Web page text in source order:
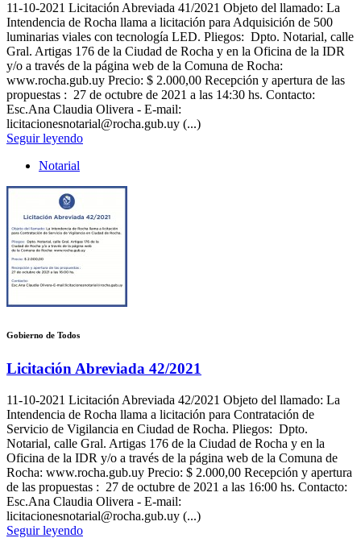
11-10-2021 Licitación Abreviada 41/2021 Objeto del llamado: La
Intendencia de Rocha llama a licitación para Adquisición de 500
luminarias viales con tecnología LED. Pliegos: Dpto. Notarial, calle
Gral. Artigas 176 de la Ciudad de Rocha y en la Oficina de la IDR
y/o a través de la página web de la Comuna de Rocha:
www.rocha.gub.uy Precio: $ 2.000,00 Recepción y apertura de las
propuestas : 27 de octubre de 2021 a las 14:30 hs. Contacto:
Esc.Ana Claudia Olivera - E-mail:
licitacionesnotarial@rocha.gub.uy (...)
Seguir leyendo
Notarial
Gobierno de Todos
Licitación Abreviada 42/2021
11-10-2021 Licitación Abreviada 42/2021 Objeto del llamado: La
Intendencia de Rocha llama a licitación para Contratación de
Servicio de Vigilancia en Ciudad de Rocha. Pliegos: Dpto.
Notarial, calle Gral. Artigas 176 de la Ciudad de Rocha y en la
Oficina de la IDR y/o a través de la página web de la Comuna de
Rocha: www.rocha.gub.uy Precio: $ 2.000,00 Recepción y apertura
de las propuestas : 27 de octubre de 2021 a las 16:00 hs. Contacto:
Esc.Ana Claudia Olivera - E-mail:
licitacionesnotarial@rocha.gub.uy (...)
Seguir leyendo